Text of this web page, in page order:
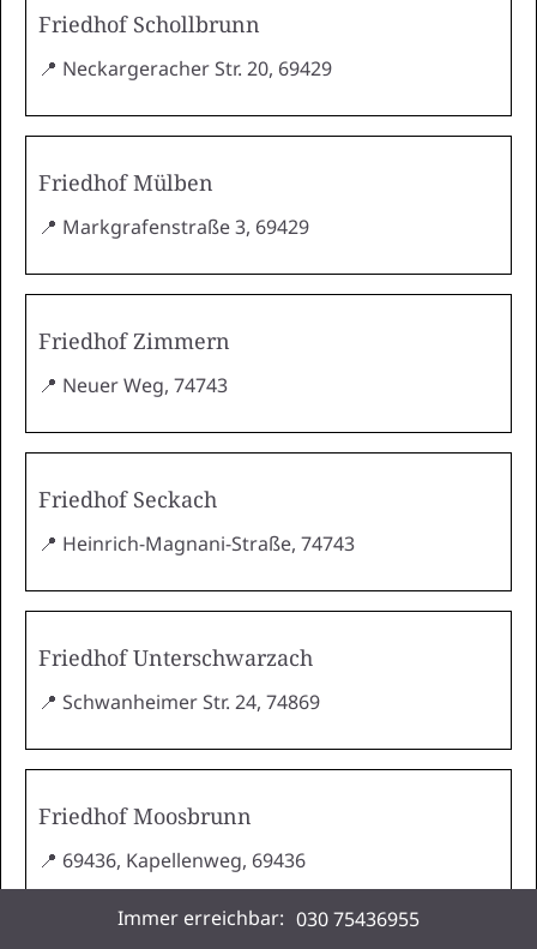
Friedhof Schollbrunn
📍 Neckargeracher Str. 20, 69429
Friedhof Mülben
📍 Markgrafenstraße 3, 69429
Friedhof Zimmern
📍 Neuer Weg, 74743
Friedhof Seckach
📍 Heinrich-Magnani-Straße, 74743
Friedhof Unterschwarzach
📍 Schwanheimer Str. 24, 74869
Friedhof Moosbrunn
📍 69436, Kapellenweg, 69436
Immer erreichbar: 030 75436955